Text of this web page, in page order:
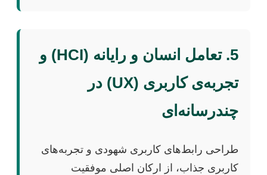
5. تعامل انسان و رایانه (HCI) و
تجربه‌ی کاربری (UX) در
چندرسانه‌ای
طراحی رابط‌های کاربری شهودی و تجربه‌های
کاربری جذاب، از ارکان اصلی موفقیت